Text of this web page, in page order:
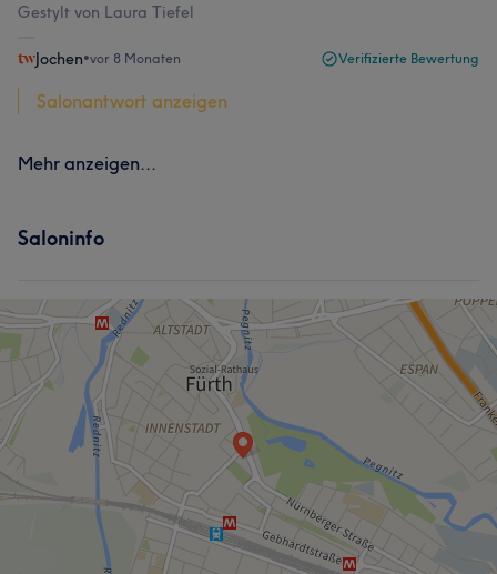
Gestylt von Laura Tiefel
Jochen•vor 8 Monaten Verifizierte Bewertung
Salonantwort anzeigen
Mehr anzeigen...
Saloninfo